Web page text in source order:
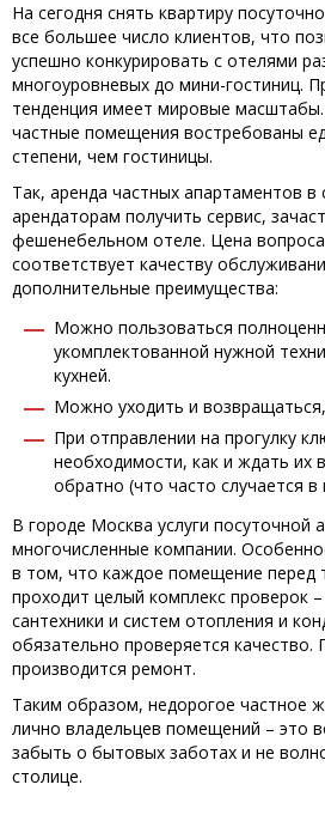
На сегодня снять квартиру
все большее число клиентов, что
успешно конкурировать с отелями
многоуровневых до мини-гостиниц.
тенденция имеет мировые
частные помещения востребованы
степени, чем гостиницы.
Так, аренда частных апартаментов в
арендаторам получить сервис,
фешенебельном отеле. Цена
соответствует качеству
дополнительные преимущества:
Можно пользоваться
укомплектованной нужной
кухней.
Можно уходить и возвращаться,
При отправлении на прогулку
необходимости, как и ждать их
обратно (что часто случается в
В городе Москва услуги посуточной
многочисленные компании.
в том, что каждое помещение перед
проходит целый комплекс проверок
сантехники и систем отопления и
обязательно проверяется качество.
производится ремонт.
Таким образом, недорогое частное
лично владельцев помещений – это
забыть о бытовых заботах и не
столице.